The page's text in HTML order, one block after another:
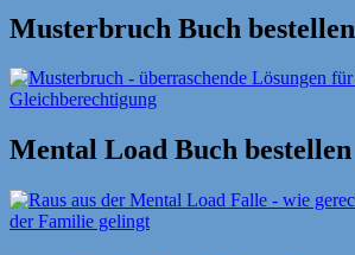
Musterbruch Buch bestellen
Mental Load Buch bestellen